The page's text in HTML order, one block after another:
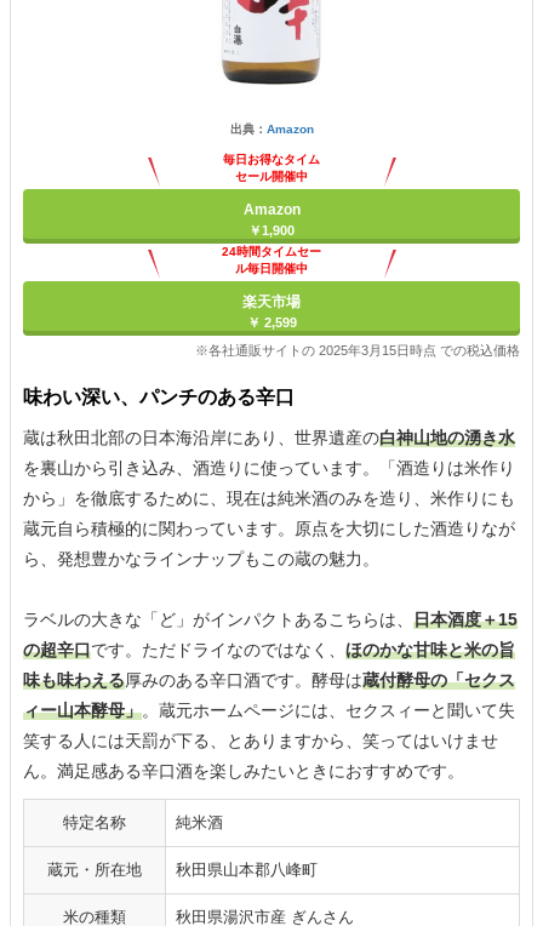
出典： Amazon
毎日お得なタイム
セール開催中
Amazon
￥1,900
24時間タイムセー
ル毎日開催中
楽天市場
￥ 2,599
※各社通販サイトの 2025年3月15日時点 での税込価格
味わい深い、パンチのある辛口
蔵は秋田北部の日本海沿岸にあり、世界遺産の白神山地の湧き水
を裏山から引き込み、酒造りに使っています。「酒造りは米作り
から」を徹底するために、現在は純米酒のみを造り、米作りにも
蔵元自ら積極的に関わっています。原点を大切にした酒造りなが
ら、発想豊かなラインナップもこの蔵の魅力。
ラベルの大きな「ど」がインパクトあるこちらは、 日本酒度＋15
の超辛口です。ただドライなのではなく、 ほのかな甘味と米の旨
味も味わえる厚みのある辛口酒です。酵母は蔵付酵母の「セクス
ィー山本酵母」。蔵元ホームページには、セクスィーと聞いて失
笑する人には天罰が下る、とありますから、笑ってはいけませ
ん。満足感ある辛口酒を楽しみたいときにおすすめです。
特定名称 純米酒
蔵元・所在地 秋田県山本郡八峰町
米の種類 秋田県湯沢市産 ぎんさん